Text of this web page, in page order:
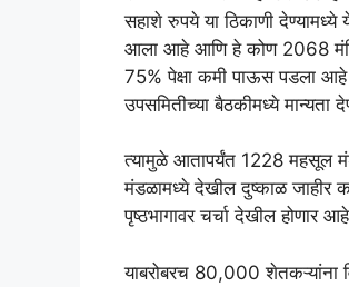
सहाशे रुपये या ठिकाणी
आला आहे आणि हे कोण 2068
75% पेक्षा कमी पाऊस पडला
उपसमितीच्या बैठकीमध्ये
त्यामुळे आतापर्यंत 1228 महसूल
मंडळामध्ये देखील दुष्काळ जाहीर
पृष्ठभागावर चर्चा देखील होणार
याबरोबरच 80,000 शेतकऱ्यांना